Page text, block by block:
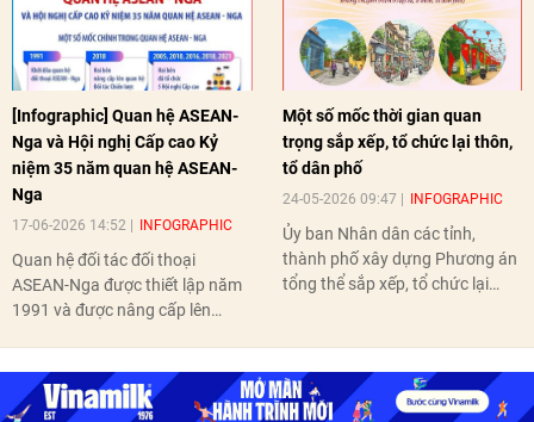
[Infographic] Quan hệ ASEAN-
Nga và Hội nghị Cấp cao Kỷ
niệm 35 năm quan hệ ASEAN-
Nga
17-06-2026 14:52 INFOGRAPHIC
Quan hệ đối tác đối thoại
ASEAN-Nga được thiết lập năm
1991 và được nâng cấp lên
nghị Cấp cao vào các năm 2005,
2010, 2016, 2018, 2021.
Một số mốc thời gian quan
trọng sắp xếp, tổ chức lại thôn,
tổ dân phố
24-05-2026 09:47 INFOGRAPHIC
Ủy ban Nhân dân các tỉnh,
thành phố xây dựng Phương án
tổng thể sắp xếp, tổ chức lại